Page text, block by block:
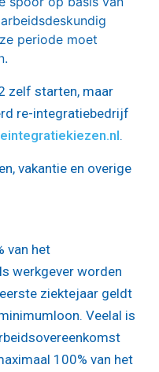
periode moet
zelf starten, maar
re-integratiebedrijf
.
vakantie en overige
van het
werkgever worden
ziektejaar geldt
Veelal is
100% van het